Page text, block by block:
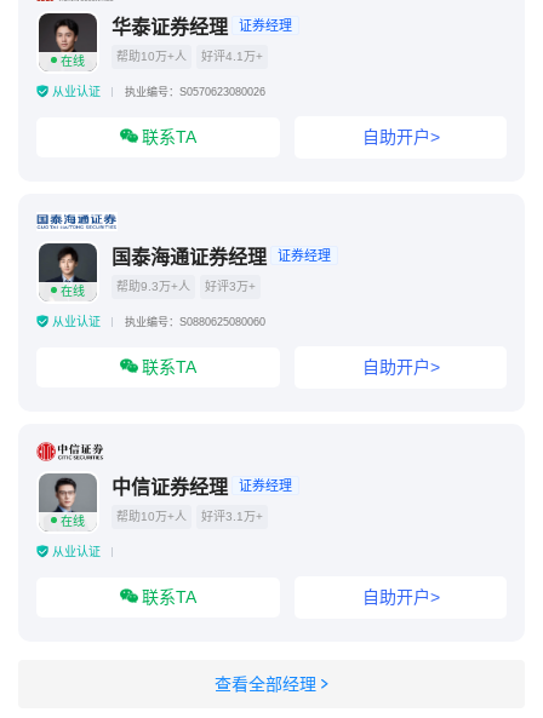
在线
华泰证券经理 证券经理
帮助10万+人 好评4.1万+
从业认证 执业编号：S0570623080026
联系TA 自助开户>
在线
国泰海通证券经理 证券经理
帮助9.3万+人 好评3万+
从业认证 执业编号：S0880625080060
联系TA 自助开户>
在线
中信证券经理 证券经理
帮助10万+人 好评3.1万+
从业认证
联系TA 自助开户>
查看全部经理